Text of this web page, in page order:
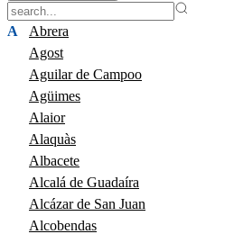
A
Abrera
Agost
Aguilar de Campoo
Agüimes
Alaior
Alaquàs
Albacete
Alcalá de Guadaíra
Alcázar de San Juan
Alcobendas